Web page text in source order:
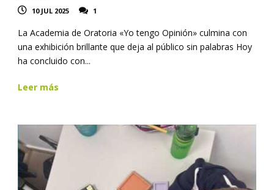
10 JUL 2025 1
La Academia de Oratoria «Yo tengo Opinión» culmina con
una exhibición brillante que deja al público sin palabras Hoy
ha concluido con...
Leer más